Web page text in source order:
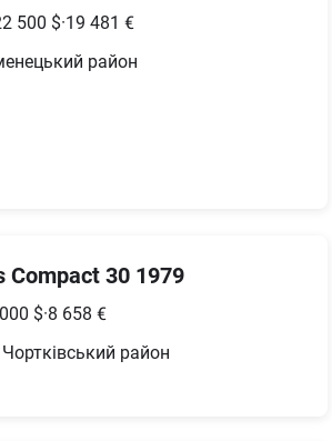
500 $·19 481 €
район
Compact 30 1979
$·8 658 €
район